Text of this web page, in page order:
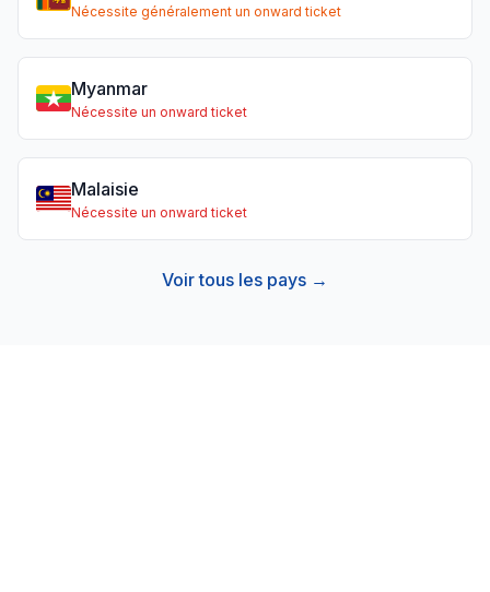
Nécessite généralement un onward ticket
Myanmar
Nécessite un onward ticket
Malaisie
Nécessite un onward ticket
Voir tous les pays →